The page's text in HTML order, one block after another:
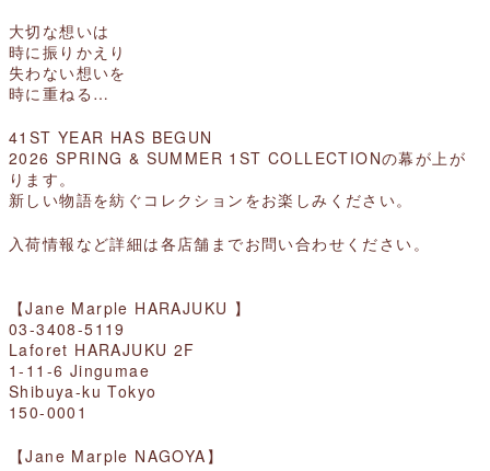
大切な想いは
時に振りかえり
失わない想いを
時に重ねる…
41ST YEAR HAS BEGUN
2026 SPRING & SUMMER 1ST COLLECTIONの幕が上が
ります。
新しい物語を紡ぐコレクションをお楽しみください。
入荷情報など詳細は各店舗までお問い合わせください。
【Jane Marple HARAJUKU 】
03-3408-5119
Laforet HARAJUKU 2F
1-11-6 Jingumae
Shibuya-ku Tokyo
150-0001
【Jane Marple NAGOYA】